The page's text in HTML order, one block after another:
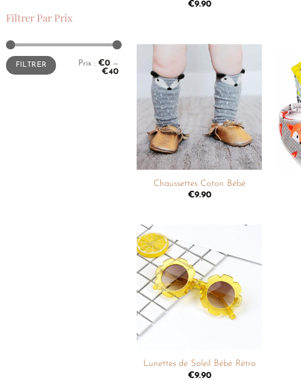
Filtrer Par Prix
FILTRER Prix : €0 —
€40
€9.90
Ajouter
à la
liste de
souhaits
+
Chaussettes Coton Bébé
€9.90
+
Ajouter
liste de
souhaits
Lunettes de Soleil Bébé Rétro
€9.90